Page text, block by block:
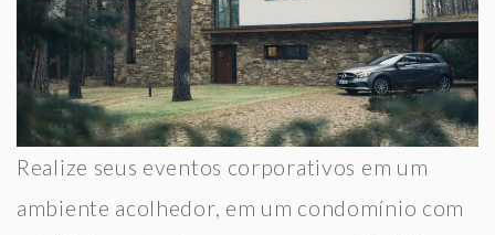
Realize seus eventos corporativos em um
ambiente acolhedor, em um condomínio com